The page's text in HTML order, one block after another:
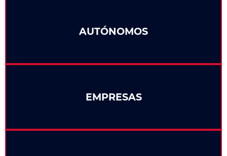
AUTÓNOMOS
EMPRESAS